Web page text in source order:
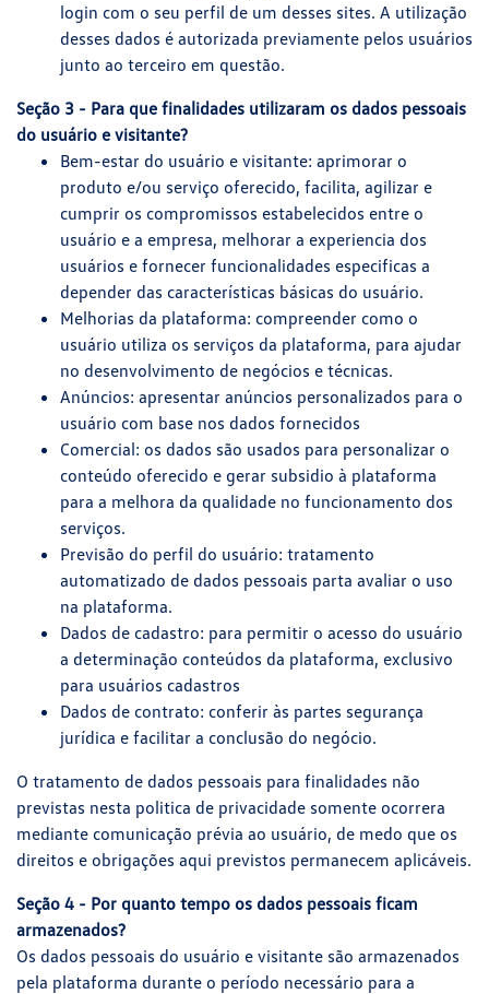
login com o seu perfil de um desses sites. A utilização
desses dados é autorizada previamente pelos usuários
junto ao terceiro em questão.
Seção 3 - Para que finalidades utilizaram os dados pessoais
do usuário e visitante?
Bem-estar do usuário e visitante: aprimorar o
produto e/ou serviço oferecido, facilita, agilizar e
cumprir os compromissos estabelecidos entre o
usuário e a empresa, melhorar a experiencia dos
usuários e fornecer funcionalidades especificas a
depender das características básicas do usuário.
Melhorias da plataforma: compreender como o
usuário utiliza os serviços da plataforma, para ajudar
no desenvolvimento de negócios e técnicas.
Anúncios: apresentar anúncios personalizados para o
usuário com base nos dados fornecidos
Comercial: os dados são usados para personalizar o
conteúdo oferecido e gerar subsidio à plataforma
para a melhora da qualidade no funcionamento dos
serviços.
Previsão do perfil do usuário: tratamento
automatizado de dados pessoais parta avaliar o uso
na plataforma.
Dados de cadastro: para permitir o acesso do usuário
a determinação conteúdos da plataforma, exclusivo
para usuários cadastros
Dados de contrato: conferir às partes segurança
jurídica e facilitar a conclusão do negócio.
O tratamento de dados pessoais para finalidades não
previstas nesta politica de privacidade somente ocorrera
mediante comunicação prévia ao usuário, de medo que os
direitos e obrigações aqui previstos permanecem aplicáveis.
Seção 4 - Por quanto tempo os dados pessoais ficam
armazenados?
Os dados pessoais do usuário e visitante são armazenados
pela plataforma durante o período necessário para a